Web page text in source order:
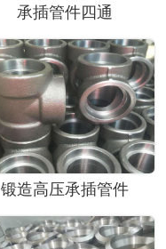
承插管件四通
锻造高压承插管件